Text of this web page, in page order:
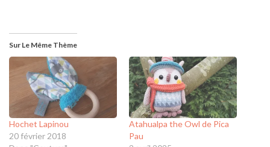
Sur Le Même Thème
Hochet Lapinou
20 février 2018
Atahualpa the Owl de Pica
Pau